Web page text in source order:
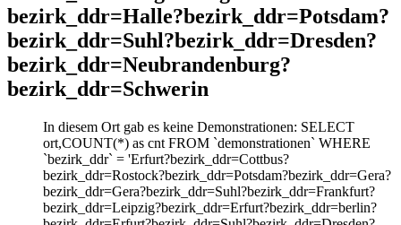
bezirk_ddr=Halle?bezirk_ddr=Potsdam?
bezirk_ddr=Suhl?bezirk_ddr=Dresden?
bezirk_ddr=Neubrandenburg?
bezirk_ddr=Schwerin
In diesem Ort gab es keine Demonstrationen: SELECT
ort,COUNT(*) as cnt FROM `demonstrationen` WHERE
`bezirk_ddr` = 'Erfurt?bezirk_ddr=Cottbus?
bezirk_ddr=Rostock?bezirk_ddr=Potsdam?bezirk_ddr=Gera?
bezirk_ddr=Gera?bezirk_ddr=Suhl?bezirk_ddr=Frankfurt?
bezirk_ddr=Leipzig?bezirk_ddr=Erfurt?bezirk_ddr=berlin?